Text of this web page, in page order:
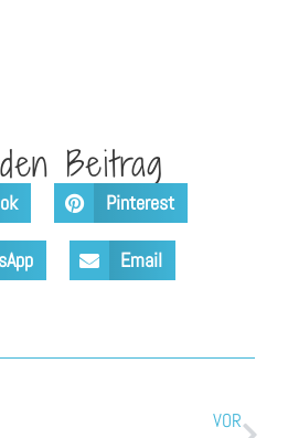
Beitrag
Pinterest
Email
VOR